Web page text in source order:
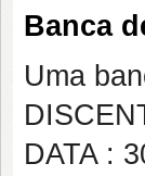
Banca
Uma
DATA :